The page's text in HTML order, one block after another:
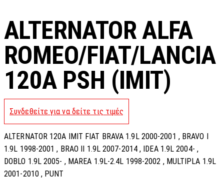
ALTERNATOR ALFA
ROMEO/FIAT/LANCIA
120A PSH (IMIT)
Συνδεθείτε για να δείτε τις τιμές
ALTERNATOR 120A IMIT FIAT BRAVA 1.9L 2000-2001 , BRAVO I
1.9L 1998-2001 , BRAO II 1.9L 2007-2014 , IDEA 1.9L 2004- ,
DOBLO 1.9L 2005- , MAREA 1.9L-2.4L 1998-2002 , MULTIPLA 1.9L
2001-2010 , PUNT